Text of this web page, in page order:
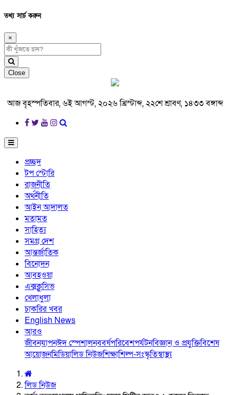
তথ্য সার্চ করুন
×
Close
আজ বৃহস্পতিবার, ৬ই আগস্ট, ২০২৬ খ্রিস্টাব্দ, ২২শে শ্রাবণ, ১৪৩৩ বঙ্গাব্দ
প্রচ্ছদ
টপ স্টোরি
রাজনীতি
অর্থনীতি
আইন আদালত
মতামত
সাহিত্য
সমগ্র দেশ
আন্তর্জাতিক
বিনোদন
আবহওয়া
এক্সক্লুসিভ
খেলাধুলা
চাকরির খবর
English News
আরও
জীবনযাপনঈদ স্পেশালনববর্ষপরিবেশপর্যটনবিজ্ঞান ও প্রযুক্তিবিশেষ
আয়োজনমিডিয়ালিড নিউজশিক্ষাশিল্প-সংস্কৃতিস্বাস্থ্য
লিড নিউজ